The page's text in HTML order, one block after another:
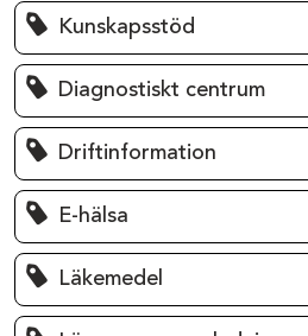
Kunskapsstöd
Diagnostiskt centrum
Driftinformation
E-hälsa
Läkemedel